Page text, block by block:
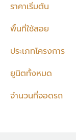
ราคาเริ่มต้น
พื้นที่ใช้สอย
ประเภทโครงการ
ยูนิตทั้งหมด
จำนวนที่จอดรถ